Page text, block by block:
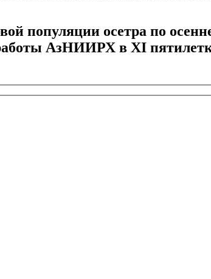
популяции осетра по
АзНИИРХ в ХI